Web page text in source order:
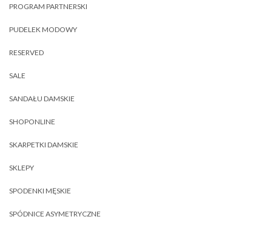
PROGRAM PARTNERSKI
PUDELEK MODOWY
RESERVED
SALE
SANDAŁU DAMSKIE
SHOPONLINE
SKARPETKI DAMSKIE
SKLEPY
SPODENKI MĘSKIE
SPÓDNICE ASYMETRYCZNE